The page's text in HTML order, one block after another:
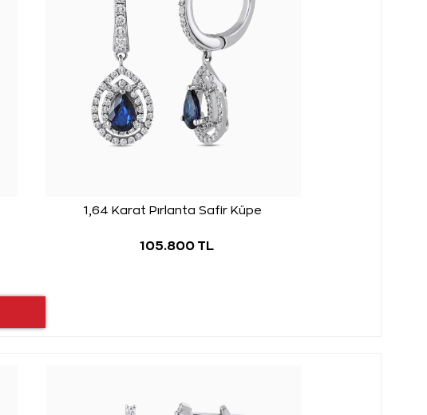
1,64 Karat Pırlanta Safir Küpe
105.800 TL